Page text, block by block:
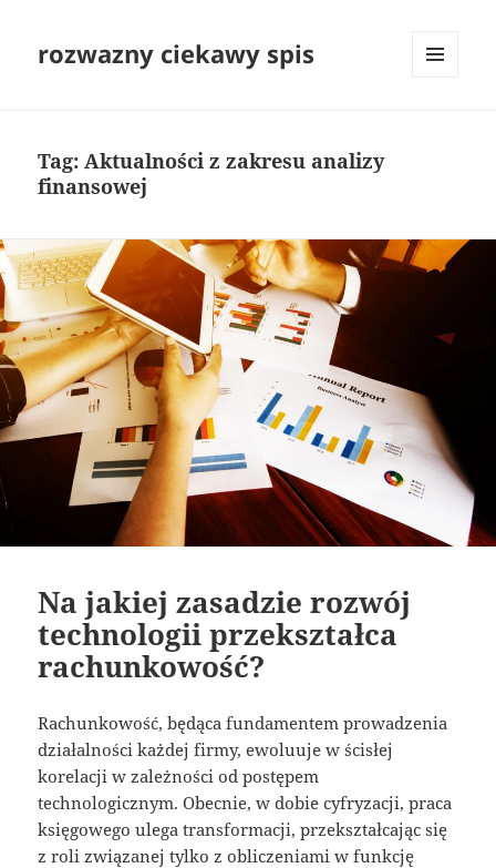
rozwazny ciekawy spis
Tag:Aktualności z zakresu analizy
finansowej
Na jakiej zasadzie rozwój
technologii przekształca
rachunkowość?
Rachunkowość, będąca fundamentem prowadzenia
działalności każdej firmy, ewoluuje w ścisłej
korelacji w zależności od postępem
technologicznym. Obecnie, w dobie cyfryzacji, praca
księgowego ulega transformacji, przekształcając się
z roli związanej tylko z obliczeniami w funkcję